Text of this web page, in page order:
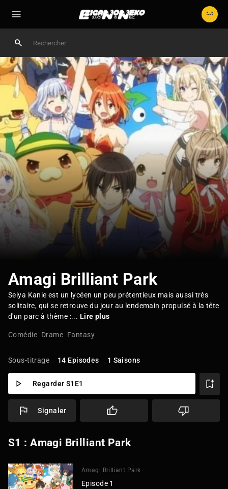
Amagi Brilliant Park
Seiya Kanie est un lycéen un peu prétentieux mais aussi très
solitaire, qui se retrouve du jour au lendemain propulsé à la tête
d'un parc à thème :... Lire plus
Comédie Drame Fantasy
Sous-titrage 14 Episodes 1 Saisons
Regarder S1E1
Signaler
S1 : Amagi Brilliant Park
Amagi Brilliant Park
Episode 1